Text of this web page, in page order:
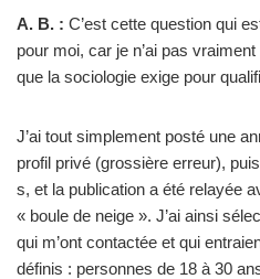
A. B. : C’est cette question qui
pour moi, car je n’ai pas
que la sociologie exige pour
J’ai tout simplement posté une
profil privé (grossière erreur),
s, et la publication a été relayée
« boule de neige ». J’ai ainsi
qui m’ont contactée et qui
définis : personnes de 18 à 30